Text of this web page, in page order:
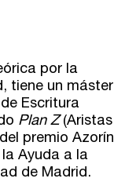
por la
tiene un máster
Escritura
Plan Z(Aristas
premio Azorín
Ayuda a la
de Madrid.